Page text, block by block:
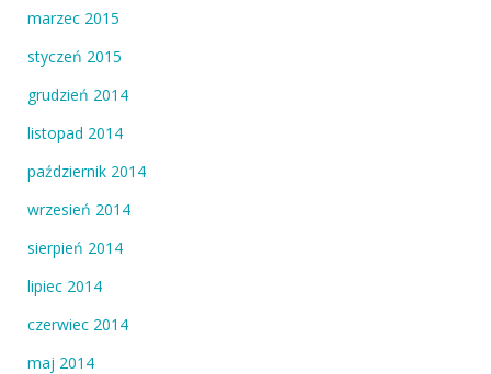
marzec 2015
styczeń 2015
grudzień 2014
listopad 2014
październik 2014
wrzesień 2014
sierpień 2014
lipiec 2014
czerwiec 2014
maj 2014